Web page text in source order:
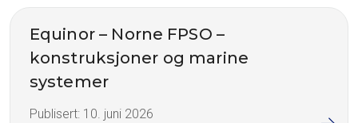
Equinor – Norne FPSO –
konstruksjoner og marine
systemer
Publisert: 10. juni 2026